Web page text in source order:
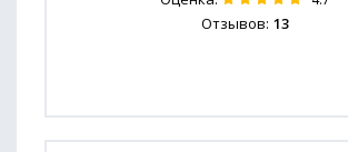
Отзывов: 13